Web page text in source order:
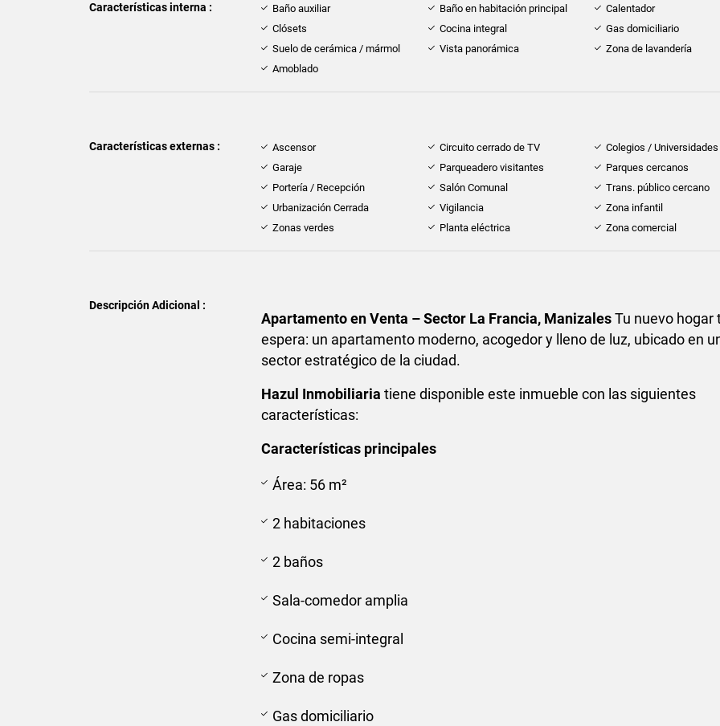
Características interna : Baño auxiliar Baño en habitación principal
Calentador
Clósets
Cocina integral
Gas domiciliario
Suelo de cerámica / mármol
Vista panorámica
Zona de lavandería
Amoblado
Características externas : Ascensor Circuito cerrado de TV
Colegios / Universidades
Garaje
Parqueadero visitantes
Parques cercanos
Portería / Recepción
Salón Comunal
Trans. público cercano
Urbanización Cerrada
Vigilancia
Zona infantil
Zonas verdes
Planta eléctrica Zona comercial
Descripción Adicional :
Apartamento en Venta – Sector La Francia, ManizalesTu nuevo hogar
espera: un apartamento moderno, acogedor y lleno de luz, ubicado en
sector estratégico de la ciudad.
Hazul Inmobiliaria tiene disponible este inmueble con las siguientes
características:
Características principales
Área: 56 m²
2 habitaciones
2 baños
Sala-comedor amplia
Cocina semi-integral
Zona de ropas
Gas domiciliario